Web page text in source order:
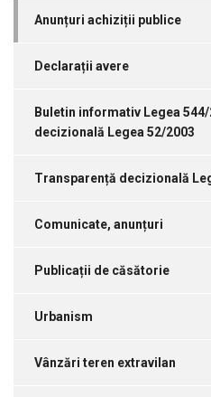
Anunțuri achiziții publice
Declarații avere
Buletin informativ Legea
decizională Legea 52/2003
Transparență decizională
Comunicate, anunțuri
Publicații de căsătorie
Urbanism
Vânzări teren extravilan